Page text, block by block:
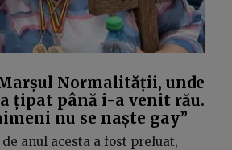
Normalității, unde
a țipat până i-a venit rău.
nu se naște gay”
anul acesta a fost preluat,